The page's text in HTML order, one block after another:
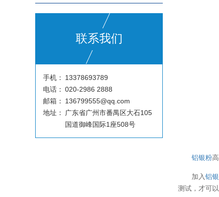
联系我们
手机：
13378693789
电话： 020-2986 2888
邮箱：
136799555@qq.com
地址：
广东省广州市番禺区大石105
国道御峰国际1座508号
铝银粉
加入铝
测试，才可